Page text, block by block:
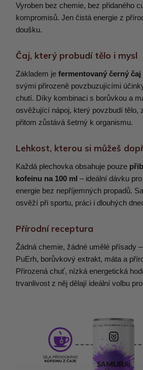
Vyroben bez chemie, bez přidaného
kompromisů. Jen čistá energie z
doušku.
Čaj, který probudí tělo i mysl
Základem je fermentovaný černý čaj
svými přirozeně povzbuzujícími
chutí. Díky kombinaci s borůvkou a
osvěžující nápoj, který povzbudí tělo,
přitom zůstává šetrný k organismu.
Lehkost, kterou si můžeš
Každá plechovka obsahuje pouze
kofeinu na 100 ml – ideální dávku
energie bez nepříjemných propadů.
osvěží při sportu, práci i dlouhých
Přírodní receptura
Žádná chemie, žádné umělé přísady
PuErh, borůvkový extrakt, máta a
Přirozená chuť, nízká energetická
trvanlivost z něj dělají ideální volbu